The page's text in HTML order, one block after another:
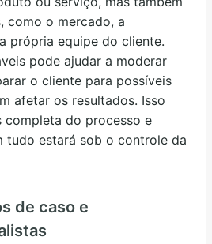
como o mercado, a
própria equipe do cliente.
pode ajudar a moderar
o cliente para possíveis
afetar os resultados. Isso
completa do processo e
tudo estará sob o controle da
de caso e